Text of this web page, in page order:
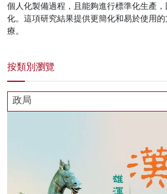
個人化製備過程，且能夠進行標準化生產
化。這項研究結果提供更簡化和易於使用
療。
按類別瀏覽
政局